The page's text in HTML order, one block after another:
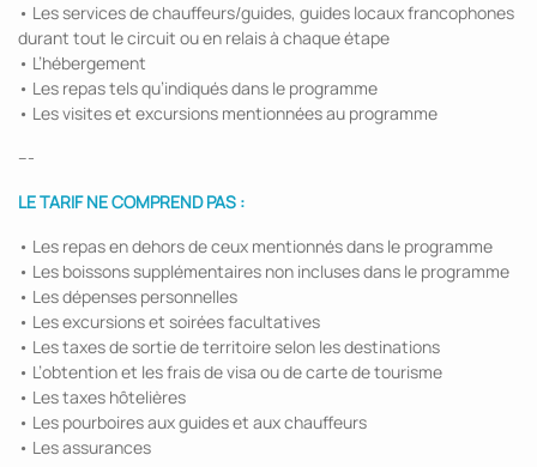
• Les services de chauffeurs/guides, guides locaux francophones
durant tout le circuit ou en relais à chaque étape
• L’hébergement
• Les repas tels qu’indiqués dans le programme
• Les visites et excursions mentionnées au programme
---
LE TARIF NE COMPREND PAS :
• Les repas en dehors de ceux mentionnés dans le programme
• Les boissons supplémentaires non incluses dans le programme
• Les dépenses personnelles
• Les excursions et soirées facultatives
• Les taxes de sortie de territoire selon les destinations
• L’obtention et les frais de visa ou de carte de tourisme
• Les taxes hôtelières
• Les pourboires aux guides et aux chauffeurs
• Les assurances